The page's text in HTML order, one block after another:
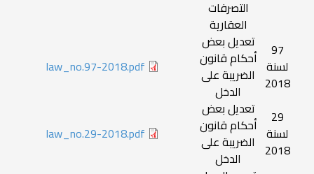
التصرفات
العقارية
97
لسنة
2018
تعديل بعض
أحكام قانون
الضريبة على
الدخل
law_no.97-2018.pdf
29
لسنة
2018
تعديل بعض
أحكام قانون
الضريبة على
الدخل
law_no.29-2018.pdf